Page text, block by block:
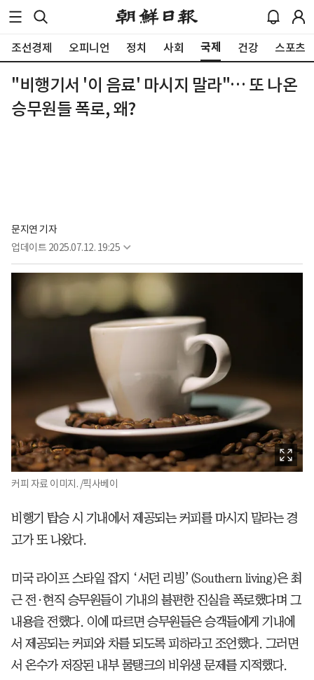
조선경제 오피니언 정치 사회 국제 건강 스포츠
"비행기서 '이 음료' 마시지 말라"… 또 나온
승무원들 폭로, 왜?
문지연 기자
업데이트 2025.07.12. 19:25
커피 자료 이미지. /픽사베이
비행기 탑승 시 기내에서 제공되는 커피를 마시지 말라는 경
고가 또 나왔다.
미국 라이프 스타일 잡지 ‘서던 리빙’(Southern living)은 최
근 전·현직 승무원들이 기내의 불편한 진실을 폭로했다며 그
내용을 전했다. 이에 따르면 승무원들은 승객들에게 기내에
서 제공되는 커피와 차를 되도록 피하라고 조언했다. 그러면
서 온수가 저장된 내부 물탱크의 비위생 문제를 지적했다.